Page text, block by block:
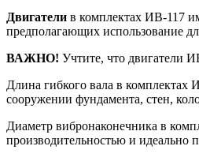
Двигатели в комплектах ИВ-117
предполагающих использование
ВАЖНО! Учтите, что двигатели
Длина гибкого вала в комплектах
сооружении фундамента, стен,
Диаметр вибронаконечника в
производительностью и идеально